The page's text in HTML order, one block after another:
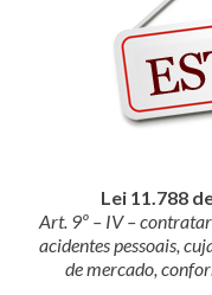
Lei 11.788
Art. 9º – IV –
acidentes pessoais,
de mercado,